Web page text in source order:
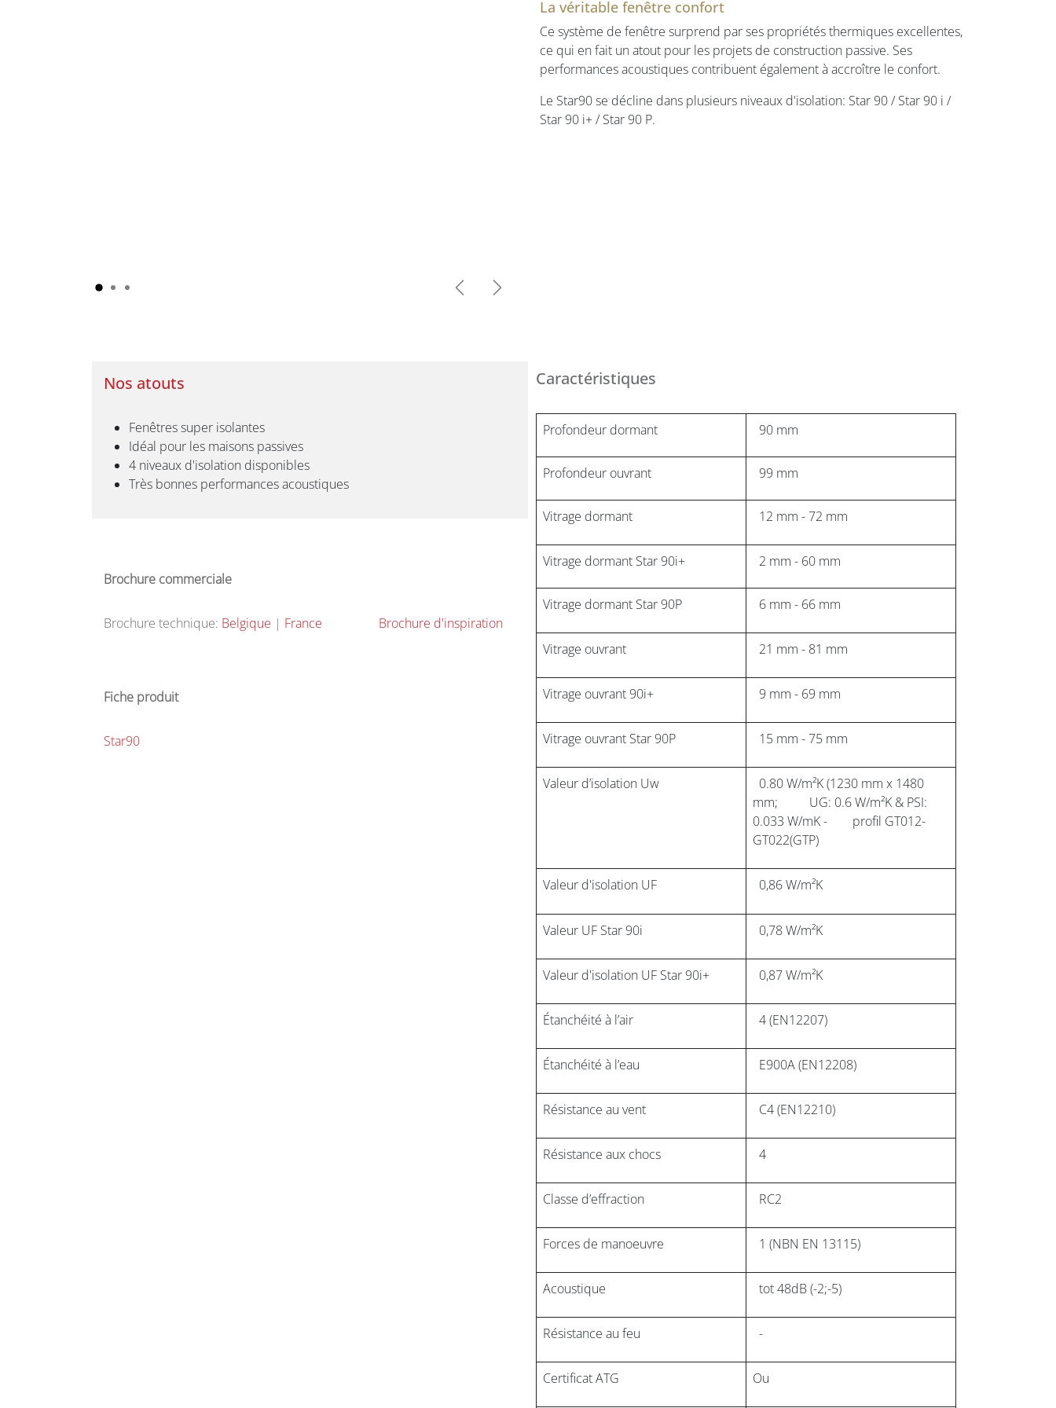
PreviousNext
La véritable fenêtre confort
Ce système de fenêtre surprend par ses propriétés thermiques excellentes,
ce qui en fait un atout pour les projets de construction passive. Ses
performances acoustiques contribuent également à accroître le confort.
Le Star90 se décline dans plusieurs niveaux d'isolation: Star 90 / Star 90 i /
Star 90 i+ / Star 90 P.
Nos atouts
Fenêtres super isolantes
Idéal pour les maisons passives
4 niveaux d'isolation disponibles
Très bonnes performances acoustiques
Caractéristiques
Profondeur dormant 90 mm
Profondeur ouvrant 99 mm
Vitrage dormant 12 mm - 72 mm
Vitrage dormant Star 90i+ 2 mm - 60 mm
Vitrage dormant Star 90P 6 mm - 66 mm
Vitrage ouvrant 21 mm - 81 mm
Vitrage ouvrant 90i+ 9 mm - 69 mm
Vitrage ouvrant Star 90P 15 mm - 75 mm
Valeur d’isolation Uw
0.80 W/m²K (1230 mm x 1480
mm; UG: 0.6 W/m²K & PSI:
0.033 W/mK - profil GT012-
GT022(GTP)
Valeur d'isolation UF 0,86 W/m²K
Valeur UF Star 90i 0,78 W/m²K
Valeur d'isolation UF Star 90i+ 0,87 W/m²K
Étanchéité à l’air 4 (EN12207)
Étanchéité à l’eau E900A (EN12208)
Résistance au vent C4 (EN12210)
Résistance aux chocs 4
Classe d’effraction RC2
Forces de manoeuvre 1 (NBN EN 13115)
Acoustique tot 48dB (-2;-5)
Résistance au feu -
Certificat ATG Ou
Brochure commerciale ​
Brochure technique: Belgique | France Brochure d'inspiration
Fiche produit
Star90